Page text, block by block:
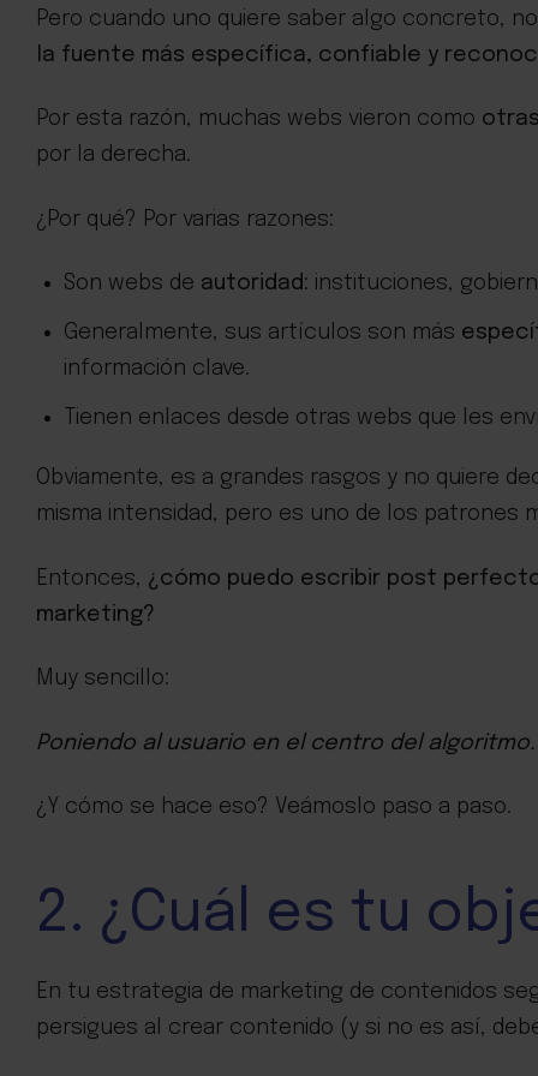
Pero cuando uno quiere saber algo concreto,
la fuente más específica, confiable y
Por esta razón, muchas webs vieron como otras
por la derecha.
¿Por qué? Por varias razones:
Son webs de autoridad: instituciones,
Generalmente, sus artículos son más
información clave.
Tienen enlaces desde otras webs que les
Obviamente, es a grandes rasgos y no quiere
misma intensidad, pero es uno de los patrones
Entonces, ¿cómo puedo escribir post
marketing?
Muy sencillo:
Poniendo al usuario en el centro del algoritmo.
¿Y cómo se hace eso? Veámoslo paso a paso.
2. ¿Cuál es tu
En tu estrategia de marketing de contenidos
persigues al crear contenido (y si no es así,